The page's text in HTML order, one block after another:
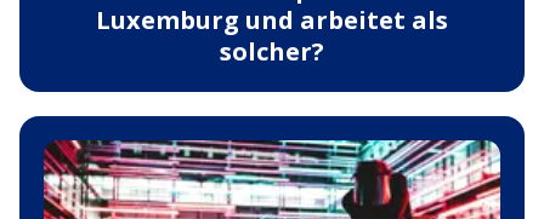
Luxemburg und arbeitet als
solcher?